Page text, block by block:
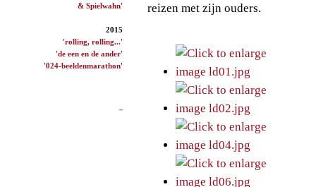
& Spielwahn'
2015
'rolling, rolling...'
'de een en de ander'
'024-beeldenmarathon'
reizen met zijn ouders.